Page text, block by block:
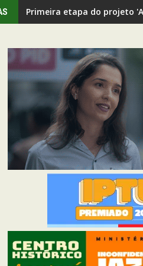
Primeira etapa do projeto